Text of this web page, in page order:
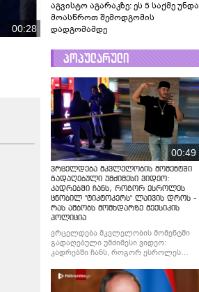
00:28
აგვისტო აგარაკზე: ეს 5 საქმე უნდა
მოასწროთ შემოდგომის
დადგომამდე
პოპულარული
00:49
ვრცელდება მკვლელობის მომენტში
გადაღებული უმძიმესი ვიდეო:
კადრებში ჩანს, როგორ ესროლეს
ცნობილ "ტიკტოკერს" ლაივის დროს -
რას ამბობს მომხდარზე მექსიკის
პოლიცია
ვრცელდება მკვლელობის მომენტში
გადაღებული უმძიმესი ვიდეო:
კადრებში ჩანს, როგორ ესროლეს
რას ამბობს მომხდარზე მექსიკის
პოლიცია